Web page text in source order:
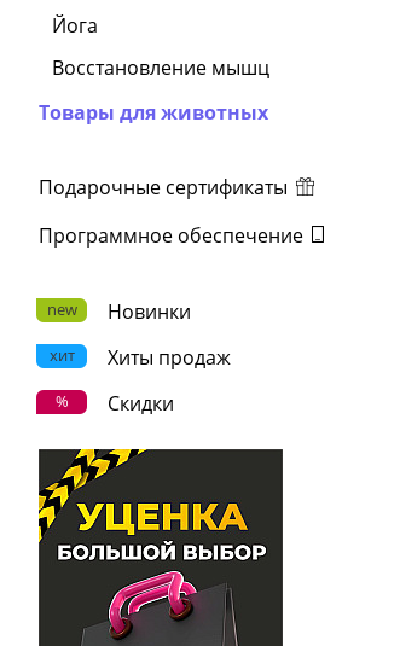
Йога
Восстановление мышц
Товары для животных
Подарочные сертификаты
Программное обеспечение
new Новинки
хит Хиты продаж
% Скидки